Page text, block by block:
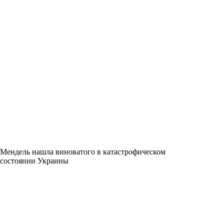
Мендель нашла виноватого в катастрофическом
состоянии Украины